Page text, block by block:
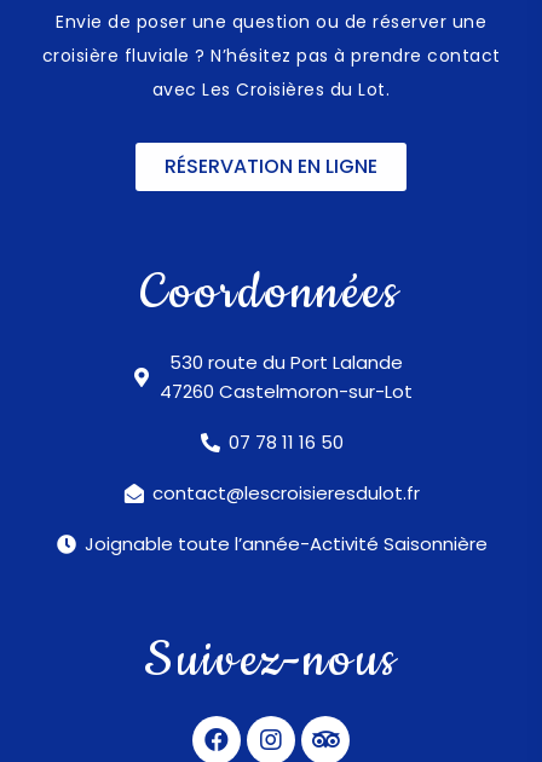
Envie de poser une question ou de réserver une
croisière fluviale ? N’hésitez pas à prendre contact
avec Les Croisières du Lot.
RÉSERVATION EN LIGNE
Coordonnées
530 route du Port Lalande
47260 Castelmoron-sur-Lot
07 78 11 16 50
contact@lescroisieresdulot.fr
Joignable toute l’année-Activité Saisonnière
Suivez-nous